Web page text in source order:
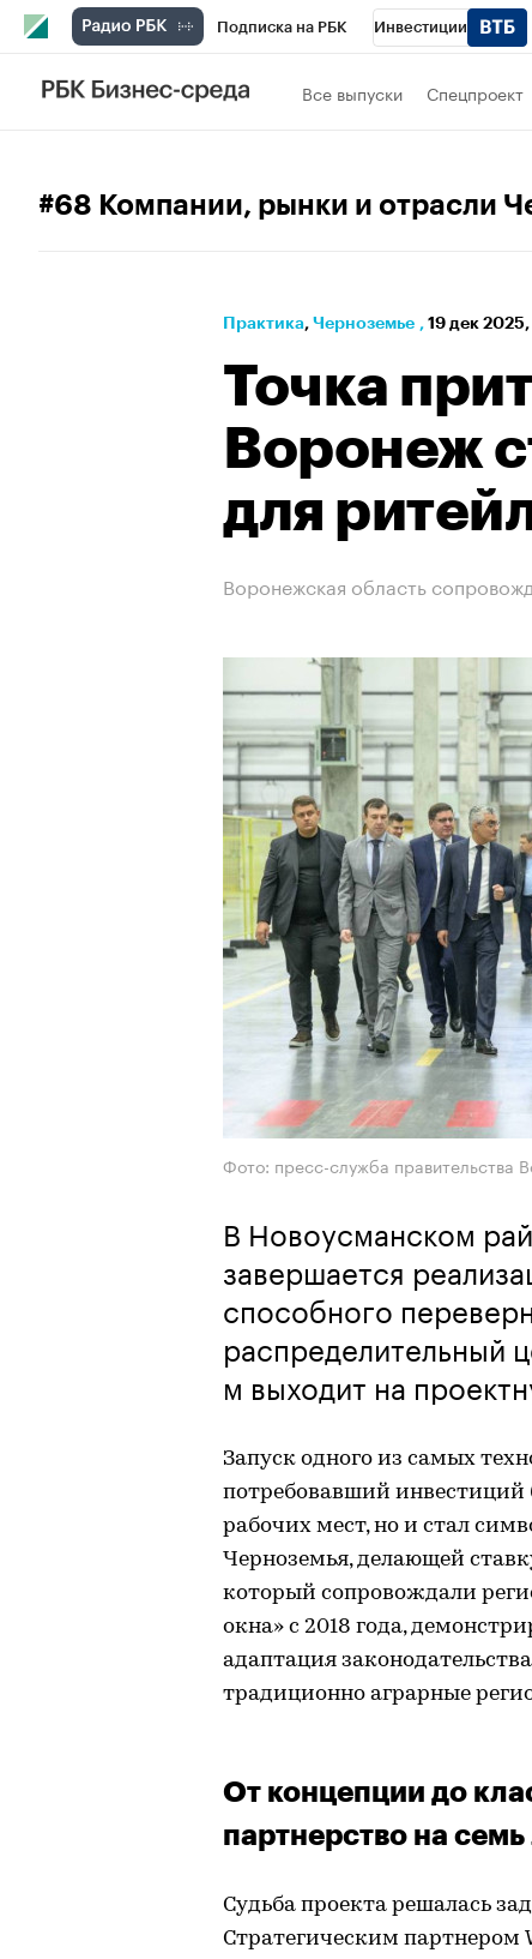
Подписка на РБК Инвестиции
РБК Вино Все выпуски Спецпроект
#68 Компании, рынки и отрасли
Практика⁠, Черноземье , 19 дек
Точка
Воронеж
для
Воронежская область
Фото: пресс-служба правительства
В Новоусманском
завершается
способного
распределительный
м выходит на
Запуск одного из самых
потребовавший инвестиций
рабочих мест, но и стал
Черноземья, делающей
который сопровождали
окна» с 2018 года,
адаптация
традиционно аграрные
От концепции до
партнерство на семь
Судьба проекта решалась
Стратегическим партнером